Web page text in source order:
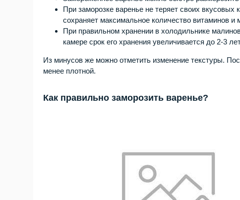
При заморозке варенье не теряет своих вкусовых
сохраняет максимальное количество витаминов и
При правильном хранении в холодильнике
камере срок его хранения увеличивается до 2-3
Из минусов же можно отметить изменение текстуры.
менее плотной.
Как правильно заморозить варенье?